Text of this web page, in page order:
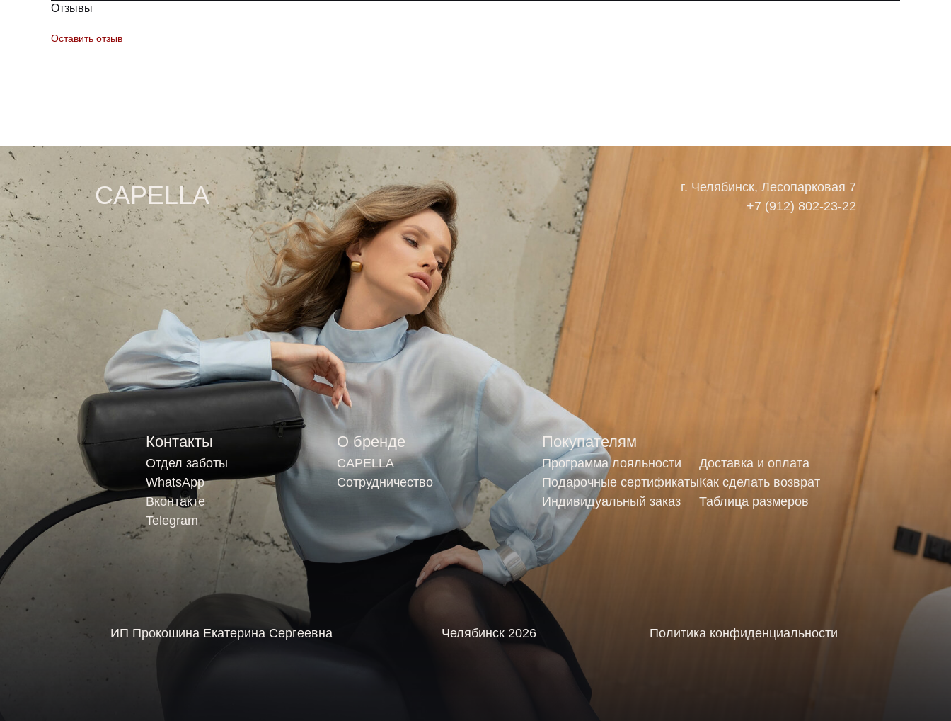
Отзывы
Оставить отзыв
CAPELLA
Контакты
Отдел заботы
WhatsApp
Вконтакте
Telegram
О бренде
CAPELLA
Сотрудничество
Покупателям
Программа лояльности
Подарочные сертификаты
Индивидуальный заказ
Челябинск 2026 Политика конфиденциальности
ИП Прокошина Екатерина Сергеевна